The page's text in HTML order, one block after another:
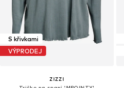
S křivkami
VÝPRODEJ
ZIZZI